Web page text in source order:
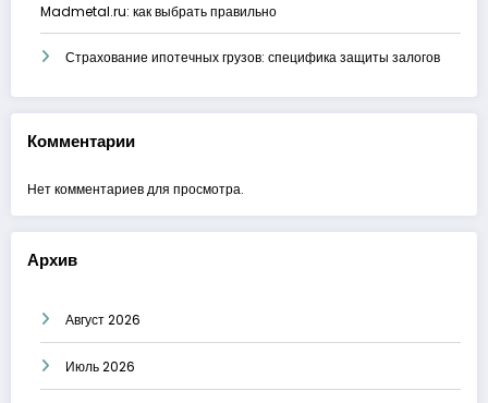
Madmetal.ru: как выбрать правильно
Страхование ипотечных грузов: специфика защиты залогов
Комментарии
Нет комментариев для просмотра.
Архив
Август 2026
Июль 2026